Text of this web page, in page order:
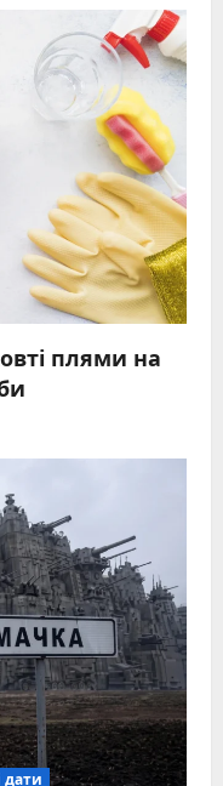
плями на
дати